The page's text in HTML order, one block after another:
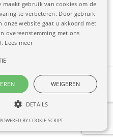
Privacy Verklaring
Beltrum i.s.m.Best4u Group B.V.
maakt gebruik van cookies om de
te verbeteren. Door gebruik
onze website gaat u akkoord met
overeenstemming met ons
Lees meer
WEIGEREN
DETAILS
POWERED BY COOKIE-SCRIPT